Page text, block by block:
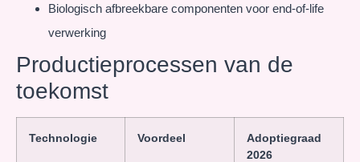
Biologisch afbreekbare componenten voor end-of-life
verwerking
Productieprocessen van de
toekomst
Technologie Voordeel
Adoptiegraad
2026